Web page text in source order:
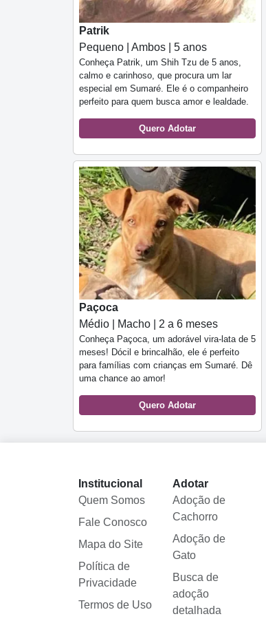
Patrik
Pequeno | Ambos | 5 anos
Conheça Patrik, um Shih Tzu de 5 anos,
calmo e carinhoso, que procura um lar
especial em Sumaré. Ele é o companheiro
perfeito para quem busca amor e lealdade.
Quero Adotar
Paçoca
Médio | Macho | 2 a 6 meses
Conheça Paçoca, um adorável vira-lata de 5
meses! Dócil e brincalhão, ele é perfeito
para famílias com crianças em Sumaré. Dê
uma chance ao amor!
Quero Adotar
Institucional
Quem Somos
Fale Conosco
Mapa do Site
Política de
Privacidade
Termos de Uso
Adotar
Adoção de
Cachorro
Adoção de
Gato
Busca de
adoção
detalhada